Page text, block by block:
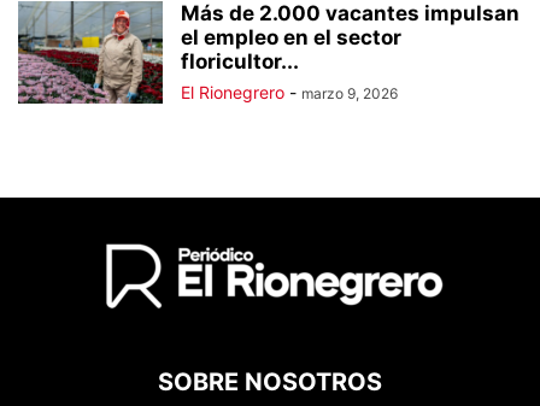
Más de 2.000 vacantes impulsan
el empleo en el sector
floricultor...
El Rionegrero - marzo 9, 2026
SOBRE NOSOTROS